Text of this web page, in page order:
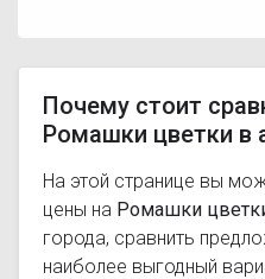
Почему стоит
Ромашки цветки в
На этой странице вы
цены на Ромашки
города, сравнить
наиболее выгодный